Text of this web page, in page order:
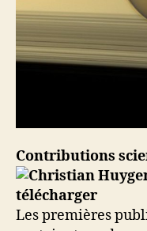
Contributions
Les premières